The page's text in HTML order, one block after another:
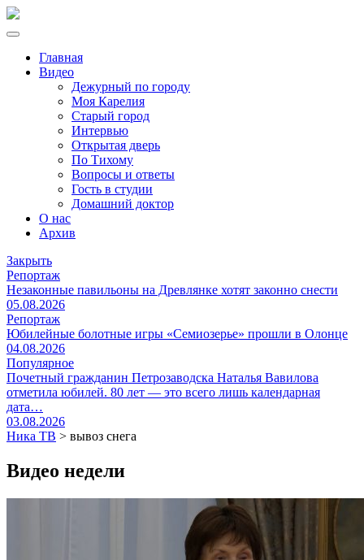
Главная
Видео
Дежурный по городу
Моя Карелия
Старый город
Интервью
Открытая дверь
По Тихому
Вопросы и ответы
Гость в студии
Домашний доктор
О нас
Архив
Закрыть
Репортаж
Незаконные павильоны на Древлянке хотят законно снести
05.08.2026
Репортаж
Юбилейные болотные игры «Семиозерье» прошли в Олонце
04.08.2026
Популярное
Почетный гражданин Петрозаводска Наталья Вавилова
отметила юбилей. 80 лет — это всего лишь календарная
дата…
03.08.2026
Ника ТВ > вывоз снега
Видео недели